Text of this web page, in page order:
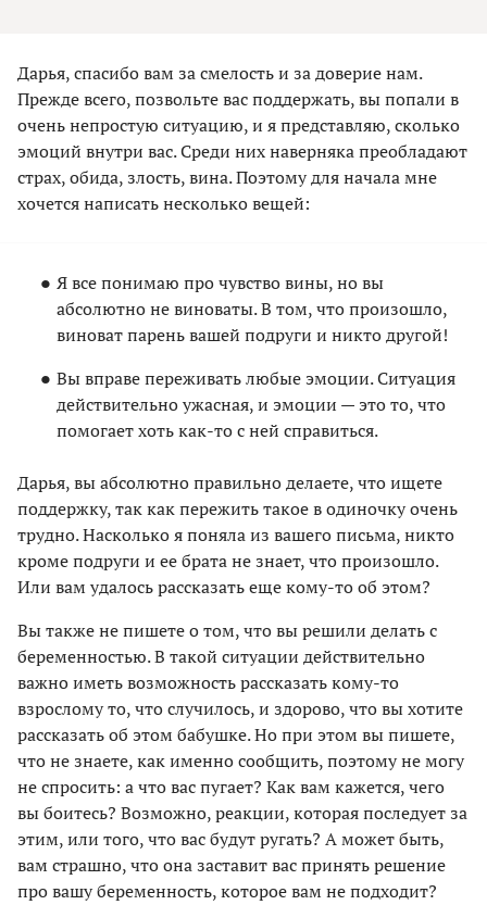
Дарья, спасибо вам за смелость и за доверие нам.
Прежде всего, позвольте вас поддержать, вы попали в
очень непростую ситуацию, и я представляю, сколько
эмоций внутри вас. Среди них наверняка преобладают
страх, обида, злость, вина. Поэтому для начала мне
хочется написать несколько вещей:
Я все понимаю про чувство вины, но вы
абсолютно не виноваты. В том, что произошло,
виноват парень вашей подруги и никто другой!
Вы вправе переживать любые эмоции. Ситуация
действительно ужасная, и эмоции — это то, что
помогает хоть как-то с ней справиться.
Дарья, вы абсолютно правильно делаете, что ищете
поддержку, так как пережить такое в одиночку очень
трудно. Насколько я поняла из вашего письма, никто
кроме подруги и ее брата не знает, что произошло.
Или вам удалось рассказать еще кому-то об этом?
Вы также не пишете о том, что вы решили делать с
беременностью. В такой ситуации действительно
важно иметь возможность рассказать кому-то
взрослому то, что случилось, и здорово, что вы хотите
рассказать об этом бабушке. Но при этом вы пишете,
что не знаете, как именно сообщить, поэтому не могу
не спросить: а что вас пугает? Как вам кажется, чего
вы боитесь? Возможно, реакции, которая последует за
этим, или того, что вас будут ругать? А может быть,
вам страшно, что она заставит вас принять решение
про вашу беременность, которое вам не подходит?